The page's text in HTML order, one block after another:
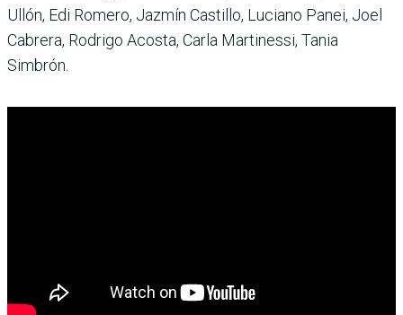
Ullón, Edi Romero, Jazmín Castillo, Luciano Panei, Joel
Cabrera, Rodrigo Acosta, Carla Martinessi, Tania
Simbrón.